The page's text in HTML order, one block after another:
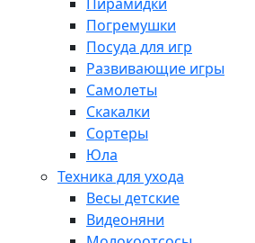
Погремушки
Посуда для игр
Развивающие игры
Самолеты
Скакалки
Сортеры
Юла
Техника для ухода
Весы детские
Видеоняни